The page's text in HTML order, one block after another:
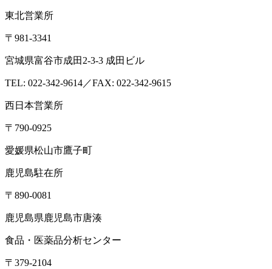
東北営業所
〒981-3341
宮城県富谷市成田2-3-3 成田ビル
TEL: 022-342-9614／FAX: 022-342-9615
西日本営業所
〒790-0925
愛媛県松山市鷹子町
鹿児島駐在所
〒890-0081
鹿児島県鹿児島市唐湊
食品・医薬品分析センター
〒379-2104